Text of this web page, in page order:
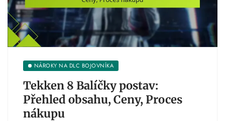
NÁROKY NA DLC BOJOVNÍKA
Tekken 8 Balíčky postav:
Přehled obsahu, Ceny, Proces
nákupu